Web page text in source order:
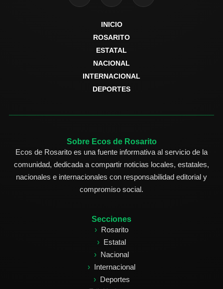
INICIO
ROSARITO
ESTATAL
NACIONAL
INTERNACIONAL
DEPORTES
Sobre Ecos de Rosarito
Ecos de Rosarito es una fuente informativa al servicio de la
comunidad, dedicada a compartir noticias locales, estatales,
nacionales e internacionales con responsabilidad editorial y
compromiso social.
Secciones
Rosarito
Estatal
Nacional
Internacional
Deportes